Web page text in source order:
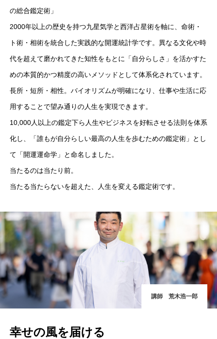
ヴォルテックスについて
ヴォルテックスセミナー
各種お問合せについて
の総合鑑定術」
2000年以上の歴史を持つ九星気学と西洋占星術を軸に、命術・
ト術・相術を統合した実践的な開運統計学です。異なる文化や時
代を超えて磨かれてきた知性をもとに「自分らしさ」を活かすた
めの本質的かつ精度の高いメソッドとして体系化されています。
長所・短所・相性。バイオリズムが明確になり、仕事や生活に応
用することで望み通りの人生を実現できます。
10,000人以上の鑑定下ら人生やビジネスを好転させる法則を体系
化し、「誰もが自分らしい最高の人生を歩むための鑑定術」とし
て「開運運命学」と命名しました。
当たるのは当たり前。
当たる当たらないを超えた、人生を変える鑑定術です。
講師 荒木浩一郎
幸せの風を届ける